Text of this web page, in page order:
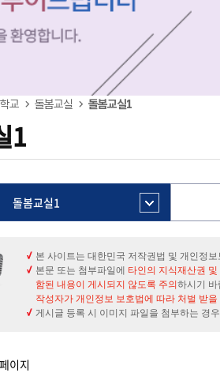
교 돌봄교실 돌봄교실1
1
돌봄교실1
본 사이트는 대한민국 저작권법 및 개인정
본문 또는 첨부파일에 타인의 지식재산권
함된 내용이 게시되지 않도록 주의하시기
작성자가 개인정보 보호법에 따라 처벌 받을
게시글 등록 시 이미지 파일을 첨부하는 경
이지